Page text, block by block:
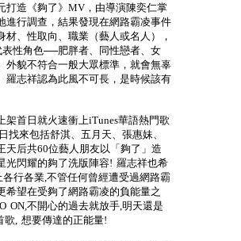
打造《夠了》MV，由導演陳奕仁掌
進行調查，結果發現在網路霸凌事件
、性取向、職業（藝人或名人），
性角色──肥胖者、同性戀者、女
外貌不符合一般大眾標準，就會無辜
羅志祥認為此風不可長，是時候該有
架首日就火速衝上iTunes華語熱門歌
找來包括舒淇、五月天、張惠妹、
天后共60位藝人朋友以「夠了」造
光閃耀的夠了洗版陣容! 羅志祥也希
行各業,不管任何曾經遭受過網路霸
望在受夠了網路霸凌的負能量之
ON,不開心的過去就放手,明天還是
歌, 想要傳達的正能量!